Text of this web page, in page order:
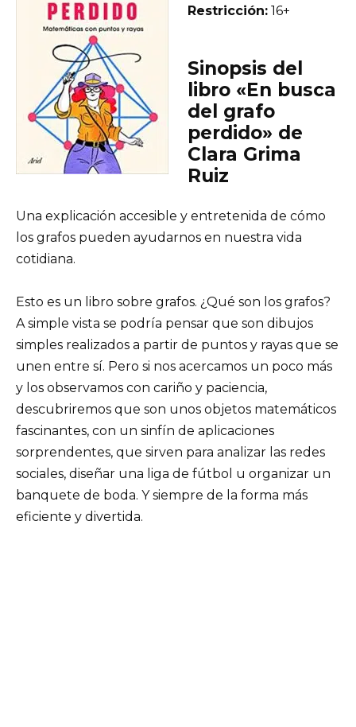
Restricción: 16+
Sinopsis del
libro «En busca
del grafo
perdido» de
Clara Grima
Ruiz
Una explicación accesible y entretenida de cómo
los grafos pueden ayudarnos en nuestra vida
cotidiana.
Esto es un libro sobre grafos. ¿Qué son los grafos?
A simple vista se podría pensar que son dibujos
simples realizados a partir de puntos y rayas que se
unen entre sí. Pero si nos acercamos un poco más
y los observamos con cariño y paciencia,
descubriremos que son unos objetos matemáticos
fascinantes, con un sinfín de aplicaciones
sorprendentes, que sirven para analizar las redes
sociales, diseñar una liga de fútbol u organizar un
banquete de boda. Y siempre de la forma más
eficiente y divertida.